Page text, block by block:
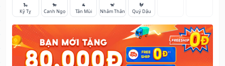
🐍
Kỷ Tỵ
🐎
Canh Ngọ
🐐
Tân Mùi
🐒
Nhâm Thân
🐓
Quý Dậu